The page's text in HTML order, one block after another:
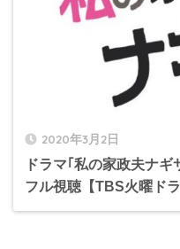
2020年3月2日
ドラマ｢私の家政夫ナ
フル視聴【TBS火曜ドラ